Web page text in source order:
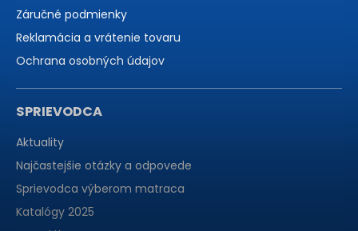
Záručné podmienky
Reklamácia a vrátenie tovaru
Ochrana osobných údajov
SPRIEVODCA
Aktuality
Najčastejšie otázky a odpovede
Sprievodca výberom matraca
Katalógy 2025